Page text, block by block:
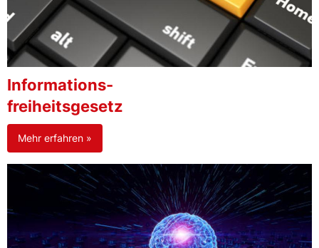
Informations-
freiheitsgesetz
Mehr erfahren »